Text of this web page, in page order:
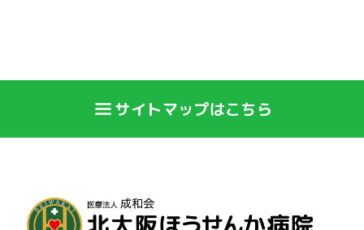
サイトマップはこちら